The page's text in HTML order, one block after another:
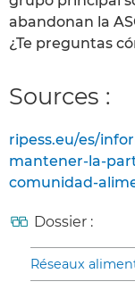
abandonan la
¿Te preguntas
Sources :
ripess.eu/es/
mantener-la-
comunidad-
Dossier :
Réseaux